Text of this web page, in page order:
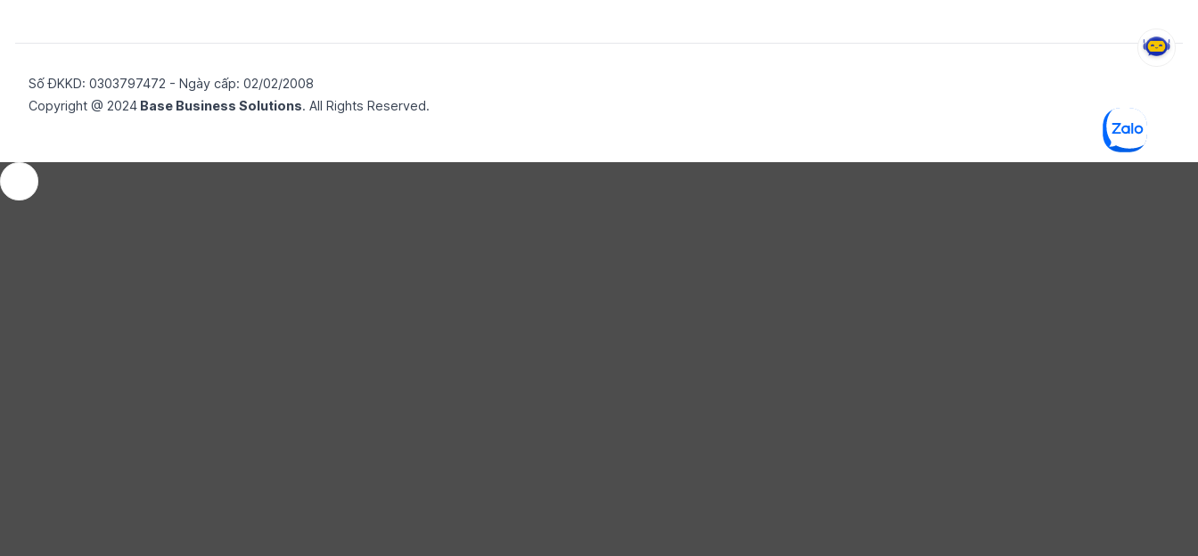
Số ĐKKD: 0​3​0​3​7​9​7​4​7​2 - Ngày cấp: 02/02/2008
Copyright @ 2024 Base Business Solutions. All Rights Reserved.